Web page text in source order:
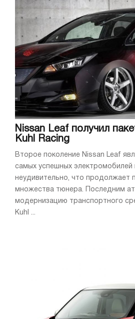
Nissan Leaf получил
Kuhl Racing
Второе поколение Nissan Leaf
самых успешных электромобилей
неудивительно, что продолжает
множества тюнера. Последним
модернизацию транспортного
Kuhl ...